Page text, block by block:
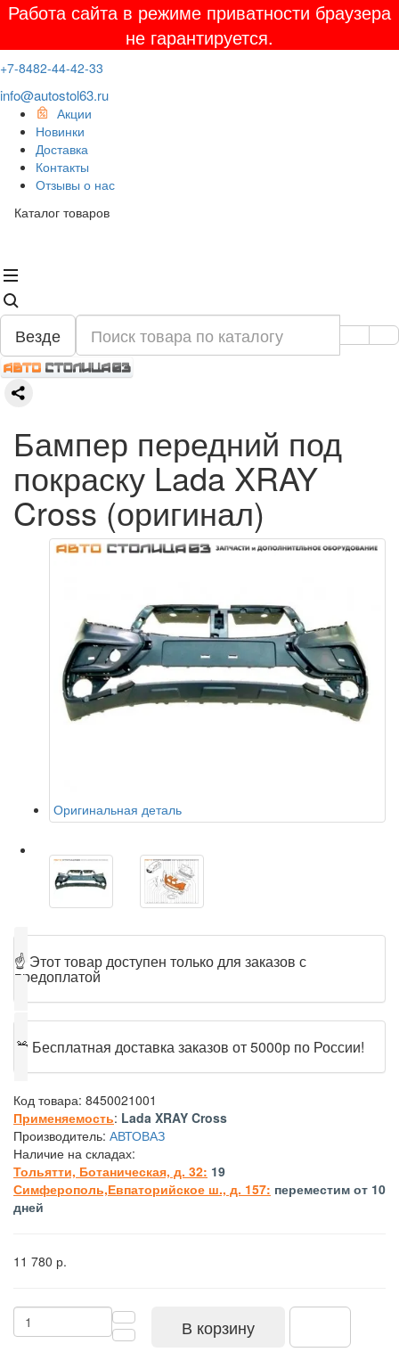
Работа сайта в режиме приватности браузера
не гарантируется.
+7-8482-44-42-33
info@autostol63.ru
Акции
Новинки
Доставка
Контакты
Отзывы о нас
Каталог товаров
Везде
Бампер передний под
покраску Lada XRAY
Cross (оригинал)
Оригинальная деталь
☝ Этот товар доступен только для заказов с
предоплатой
🎁 Бесплатная доставка заказов от 5000р по России!
Код товара: 8450021001
Применяемость: Lada XRAY Cross
Производитель: АВТОВАЗ
Наличие на складах:
Тольятти, Ботаническая, д. 32: 19
Симферополь,Евпаторийское ш., д. 157: переместим от 10
дней
11 780 р.
В корзину